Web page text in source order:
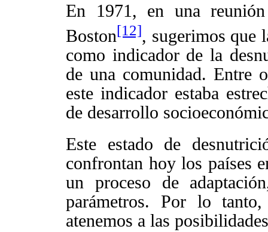
En 1971, en una
Boston[12], sugerimos que
como indicador de la
de una comunidad. Entre
este indicador estaba
de desarrollo
Este estado de
confrontan hoy los países
un proceso de
parámetros. Por lo
atenemos a las